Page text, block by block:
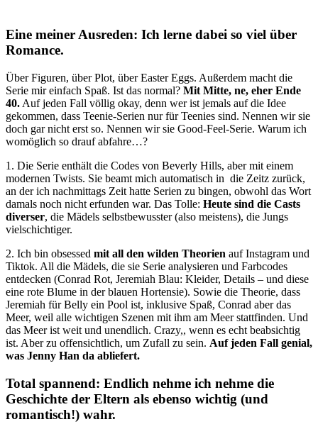
Eine meiner Ausreden: Ich lerne dabei so viel über
Romance.
Über Figuren, über Plot, über Easter Eggs. Außerdem macht die
Serie mir einfach Spaß. Ist das normal? Mit Mitte, ne, eher Ende
40. Auf jeden Fall völlig okay, denn wer ist jemals auf die Idee
gekommen, dass Teenie-Serien nur für Teenies sind. Nennen wir sie
doch gar nicht erst so. Nennen wir sie Good-Feel-Serie. Warum ich
womöglich so drauf abfahre…?
1. Die Serie enthält die Codes von Beverly Hills, aber mit einem
modernen Twists. Sie beamt mich automatisch in die Zeitz zurück,
an der ich nachmittags Zeit hatte Serien zu bingen, obwohl das Wort
damals noch nicht erfunden war. Das Tolle: Heute sind die Casts
diverser, die Mädels selbstbewusster (also meistens), die Jungs
vielschichtiger.
2. Ich bin obsessed mit all den wilden Theorien auf Instagram und
Tiktok. All die Mädels, die sie Serie analysieren und Farbcodes
entdecken (Conrad Rot, Jeremiah Blau: Kleider, Details – und diese
eine rote Blume in der blauen Hortensie). Sowie die Theorie, dass
Jeremiah für Belly ein Pool ist, inklusive Spaß, Conrad aber das
Meer, weil alle wichtigen Szenen mit ihm am Meer stattfinden. Und
das Meer ist weit und unendlich. Crazy,, wenn es echt beabsichtig
ist. Aber zu offensichtlich, um Zufall zu sein. Auf jeden Fall genial,
was Jenny Han da abliefert.
Total spannend: Endlich nehme ich nehme die
Geschichte der Eltern als ebenso wichtig (und
romantisch!) wahr.